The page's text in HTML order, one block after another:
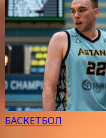
БАСКЕТБОЛ